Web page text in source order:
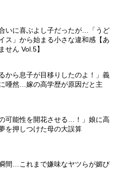
いに喜ぶよし子だったが…「うど
ス」から始まる小さな違和感【あ
せん Vol.5】
から息子が目移りしたのよ！」義
唖然…嫁の高学歴が原因だと主
可能性を開花させる…！」娘に高
を押しつけた母の大誤算
間…これまで嫌味なヤツらが媚び